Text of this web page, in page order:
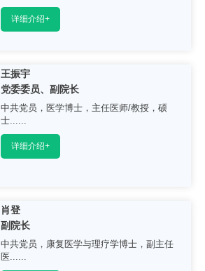
详细介绍+
王振宇
党委委员、副院长
中共党员，医学博士，主任医师/教授，硕
士......
详细介绍+
肖登
副院长
中共党员，康复医学与理疗学博士，副主任
医......